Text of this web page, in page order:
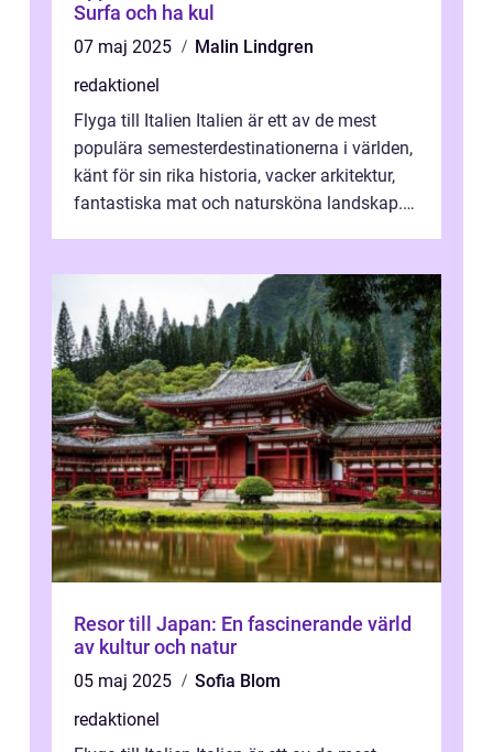
Surfa och ha kul
07 maj 2025
Malin Lindgren
redaktionel
Flyga till Italien Italien är ett av de mest
populära semesterdestinationerna i världen,
känt för sin rika historia, vacker arkitektur,
fantastiska mat och natursköna landskap.
Resor till Japan: En fascinerande värld
av kultur och natur
05 maj 2025
Sofia Blom
redaktionel